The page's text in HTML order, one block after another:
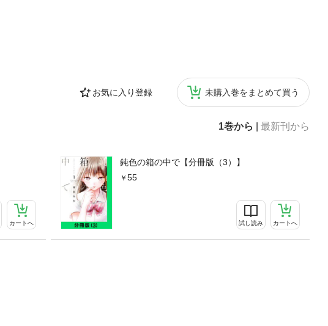
お気に入り登録 未購入巻をまとめて買う
1巻から 最新刊から
カートへ
鈍色の箱の中で【分冊版（3）】
55
試し読み カートへ